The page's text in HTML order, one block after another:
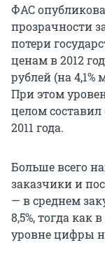
ФАС
прозрачности
потери
ценам в 2012
рублей (на
При этом
целом составил
2011 года.
Больше всего
заказчики и
— в среднем
8,5%, тогда
уровне цифры